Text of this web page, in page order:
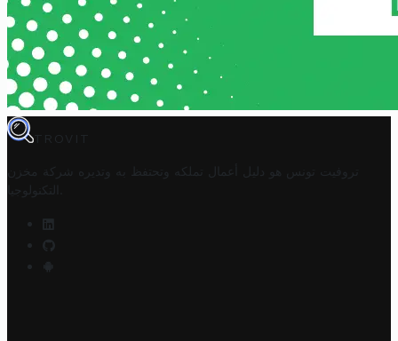
TROVIT
تروفيت تونس هو دليل أعمال تملكه وتحتفظ به وتديره
شركة مخزن
التكنولوجيا